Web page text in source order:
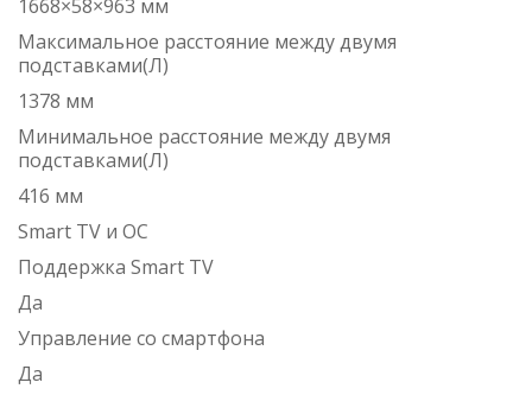
1668×58×963 мм
Максимальное расстояние между двумя
подставками(Л)
1378 мм
Минимальное расстояние между двумя
подставками(Л)
416 мм
Smart TV и ОС
Поддержка Smart TV
Да
Управление со смартфона
Да